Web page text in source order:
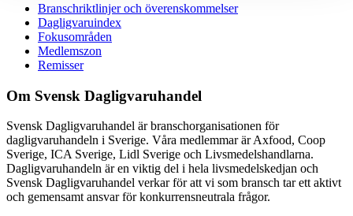
Branschriktlinjer och överenskommelser
Dagligvaruindex
Fokusområden
Medlemszon
Remisser
Om Svensk Dagligvaruhandel
Svensk Dagligvaruhandel är branschorganisationen för
dagligvaruhandeln i Sverige. Våra medlemmar är Axfood, Coop
Sverige, ICA Sverige, Lidl Sverige och Livsmedelshandlarna.
Dagligvaruhandeln är en viktig del i hela livsmedelskedjan och
Svensk Dagligvaruhandel verkar för att vi som bransch tar ett aktivt
och gemensamt ansvar för konkurrensneutrala frågor.